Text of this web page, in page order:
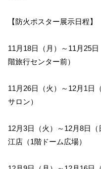
【防火ポスター展示日程】
11月18日（月）～11月25
階旅行センター前）
11月26日（火）～12月1
サロン）
12月3日（火）～12月8日
江店（1階ドーム広場）